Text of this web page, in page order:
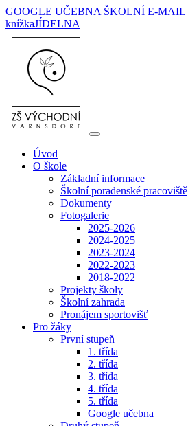
GOOGLE UČEBNA ŠKOLNÍ E-MAIL
knížkaJÍDELNA
Úvod
O škole
Základní informace
Školní poradenské pracoviště
Dokumenty
Fotogalerie
2025-2026
2024-2025
2023-2024
2022-2023
2018-2022
Projekty školy
Školní zahrada
Pronájem sportovišť
Pro žáky
První stupeň
1. třída
2. třída
3. třída
4. třída
5. třída
Google učebna